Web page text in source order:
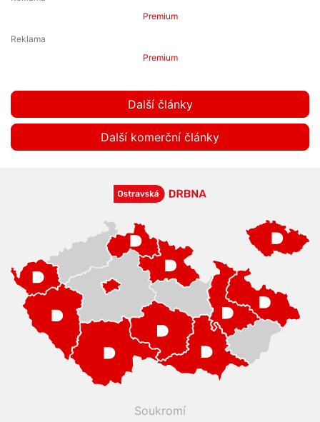
Premium
Premium
Další články
Další komerční články
Soukromí